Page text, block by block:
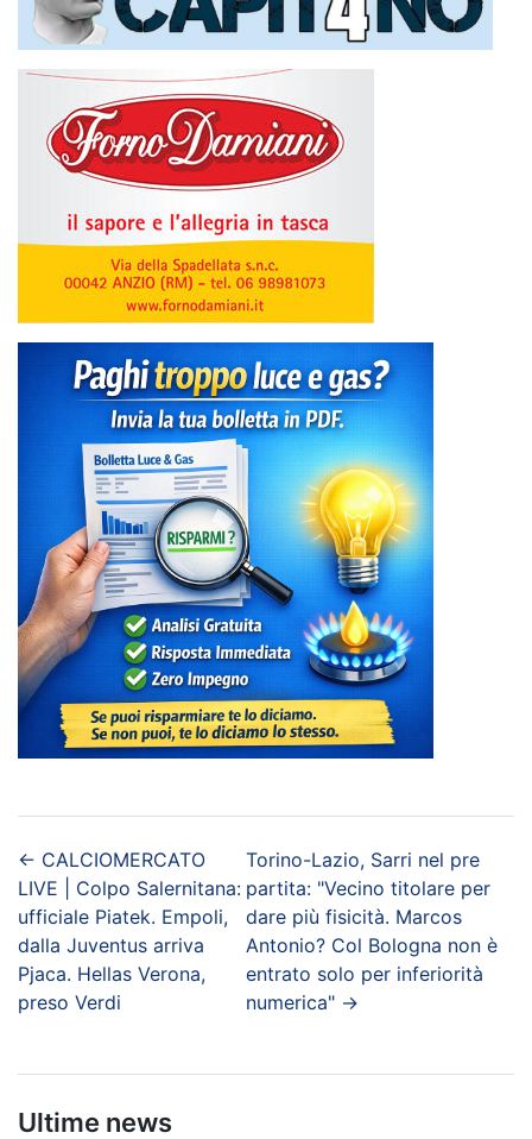
← CALCIOMERCATO
LIVE | Colpo Salernitana:
ufficiale Piatek. Empoli,
dalla Juventus arriva
Pjaca. Hellas Verona,
preso Verdi
Torino-Lazio, Sarri nel pre
partita: "Vecino titolare per
dare più fisicità. Marcos
Antonio? Col Bologna non è
entrato solo per inferiorità
numerica" →
Ultime news